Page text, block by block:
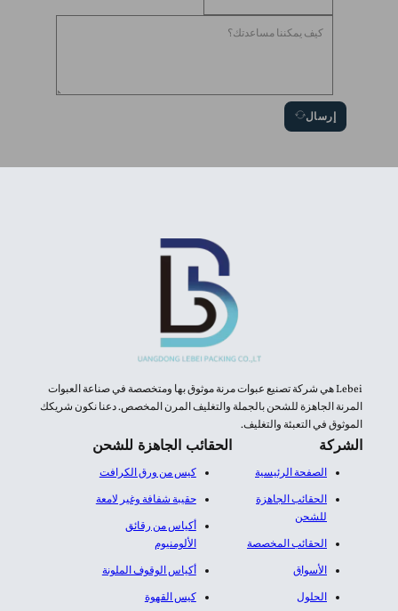
إرسال
Lebei هي شركة تصنيع عبوات مرنة موثوق بها ومتخصصة في صناعة العبوات
المرنة الجاهزة للشحن بالجملة والتغليف المرن المخصص. دعنا نكون شريكك
الموثوق في التعبئة والتغليف.
الشركة
الصفحة الرئيسية
الحقائب الجاهزة
للشحن
الحقائب المخصصة
الأسواق
الحلول
الحقائب الجاهزة للشحن
كيس من ورق الكرافت
حقيبة شفافة وغير لامعة
أكياس من رقائق
الألومنيوم​
أكياس الوقوف الملونة
كيس القهوة